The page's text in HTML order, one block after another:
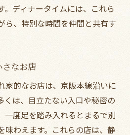
。ディナータイムには、これら
ら、特別な時間を仲間と共有す
なお店
家的なお店は、京阪本線沿いに
くは、目立たない入口や秘密の
一度足を踏み入れるとまるで別
味わえます。これらの店は、静